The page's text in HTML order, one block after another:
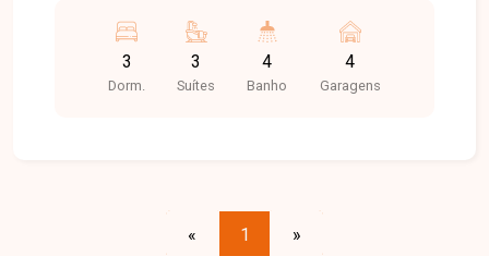
cidade, a região oferece comodidade no dia a dia,
além de estar próxima a escolas,
supermercados, comércios e serviços
terreno de 332m². No térreo, conta com sala
ampla em três ambientes, equipada com painel,
3
Dorm.
3
Suítes
4
Banho
4
Garagens
« 1 »